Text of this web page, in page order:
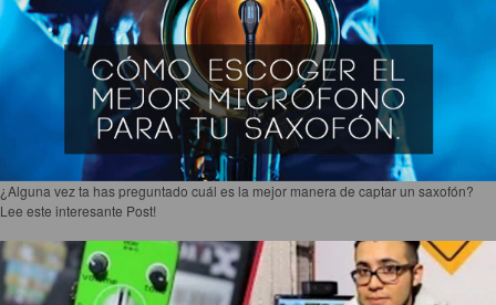
Otros instrumentos de arco
Otros instrumentos de Cuerdas
¿Alguna vez ta has preguntado cuál es la mejor manera de captar un saxofón?
Lee este interesante Post!